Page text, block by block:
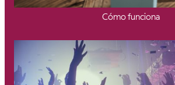
Cómo funciona